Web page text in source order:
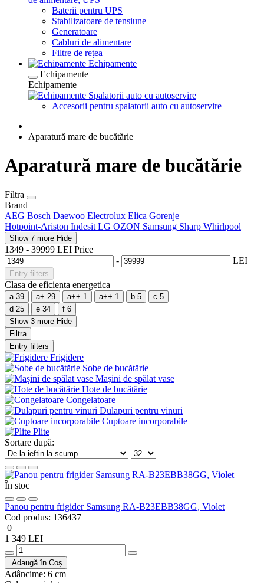
Baterii pentru UPS
Stabilizatoare de tensiune
Generatoare
Cabluri de alimentare
Filtre de rețea
Echipamente
Echipamente
Echipamente
Spalatorii auto cu autoservire
Accesorii pentru spalatorii auto cu autoservire
Aparatură mare de bucătărie
Aparatură mare de bucătărie
Filtra
Brand
AEG Bosch Daewoo Electrolux Elica Gorenje
Hotpoint-Ariston Indesit LG OZON Samsung Sharp Whirlpool
Show 7 more Hide
1349 - 39999 LEI Price
-
LEI
Entry filters
Clasa de eficienta energetica
a 39 a+ 29 a++ 1 a++ 1 b 5 c 5
d 25 e 34 f 6
Show 3 more Hide
Filtra
Entry filters
Frigidere
Sobe de bucătărie
Mașini de spălat vase
Hote de bucătărie
Congelatoare
Dulapuri pentru vinuri
Cuptoare incorporabile
Plite
Sortare după:
În stoc
Panou pentru frigider Samsung RA-B23EBB38GG, Violet
Cod produs: 136437
0
1 349 LEI
Adaugă în Coș
Adâncime: 6 cm